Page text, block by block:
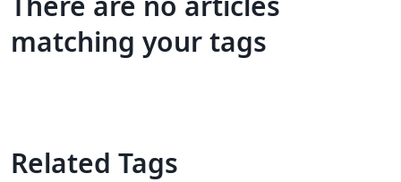
matching your tags
Related Tags